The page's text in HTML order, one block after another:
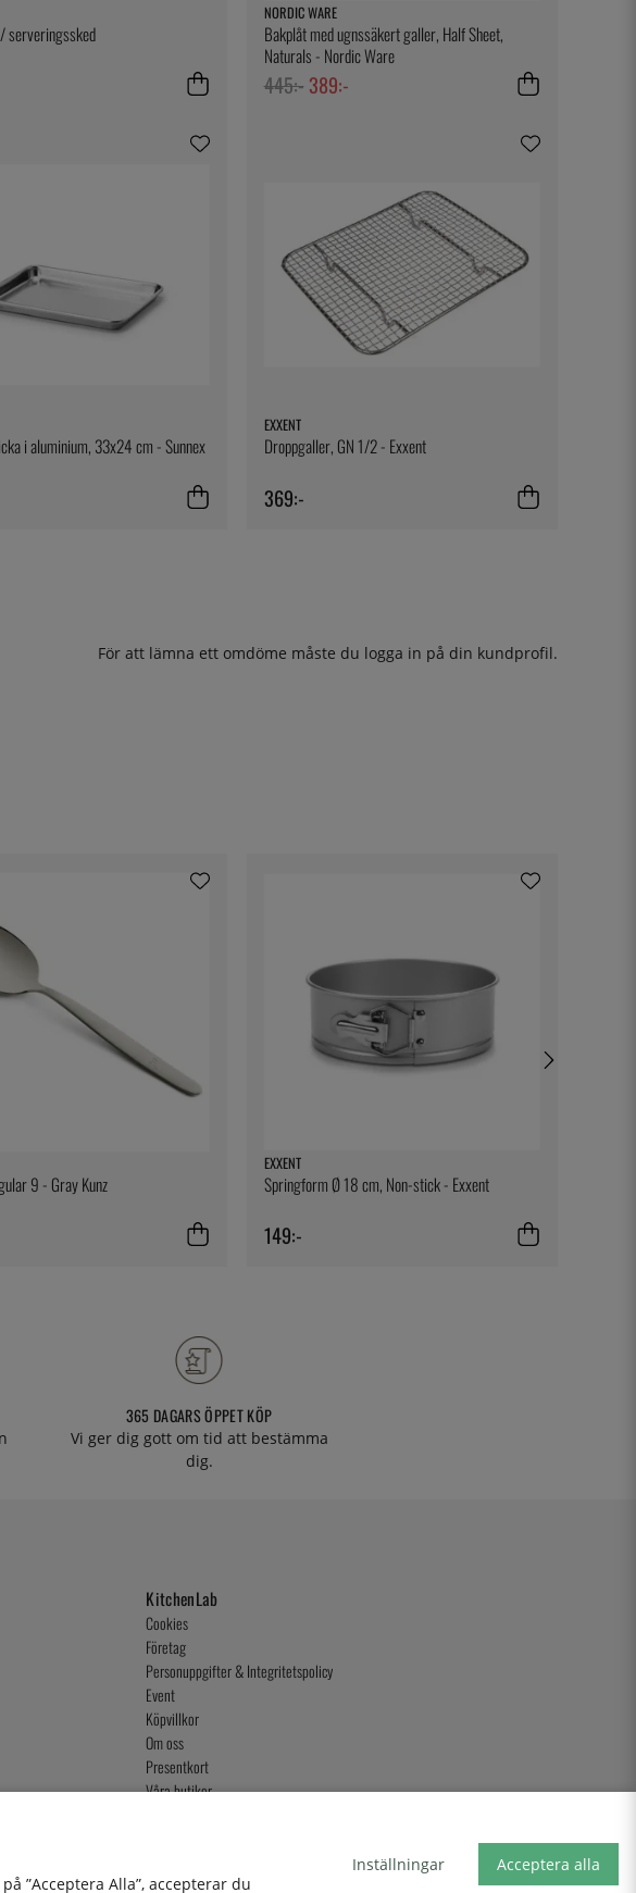
serveringssked
NORDIC WARE
Bakplåt med ugnssäkert galler, Half Sheet,
Naturals - Nordic Ware
445:- 389:-
i aluminium, 33x24 cm - Sunnex
EXXENT
Droppgaller, GN 1/2 - Exxent
369:-
För att lämna ett omdöme måste du logga in på din kundprofil.
9 - Gray Kunz
EXXENT
Springform Ø 18 cm, Non-stick - Exxent
149:-
365 DAGARS ÖPPET KÖP
Vi ger dig gott om tid att bestämma
dig.
KitchenLab
Cookies
Företag
Personuppgifter & Integritetspolicy
Event
Köpvillkor
Om oss
Presentkort
Våra butiker
”Acceptera Alla”, accepterar du
Inställningar Acceptera alla